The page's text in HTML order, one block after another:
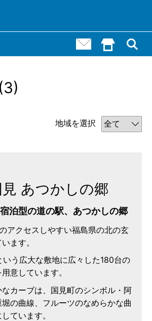
お問い合わせ
HOME()
(3)
地域を選択
あつかしの郷
泊型の道の駅、あつかしの郷
アクセスしやすい福島県の北の玄
ます。
う広大な敷地に広々した180台の
意しています。
カーブは、国見町のシンボル・阿
の曲線、フルーツのなめらかな曲
ています。